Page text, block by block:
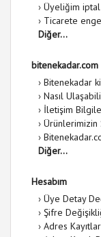
› Üyeliğim
› Ticarete
Diğer...
bitenekadar.com
› Bitenekadar
› Nasıl
› İletişim
› Ürünlerimizin
›
Diğer...
Hesabım
› Üye Detay
› Şifre
› Adres